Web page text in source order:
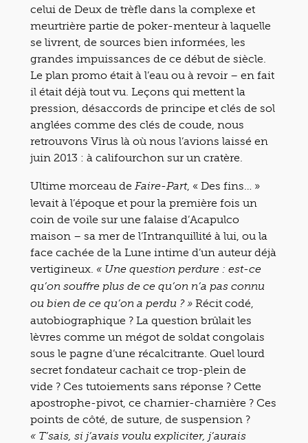
celui de Deux de trèfle dans la complexe et
meurtrière partie de poker-menteur à laquelle
se livrent, de sources bien informées, les
grandes impuissances de ce début de siècle.
Le plan promo était à l’eau ou à revoir – en fait
il était déjà tout vu. Leçons qui mettent la
pression, désaccords de principe et clés de sol
anglées comme des clés de coude, nous
retrouvons Vîrus là où nous l’avions laissé en
juin 2013 : à califourchon sur un cratère.
Ultime morceau de Faire-Part, « Des fins… »
levait à l’époque et pour la première fois un
coin de voile sur une falaise d’Acapulco
maison – sa mer de l’Intranquillité à lui, ou la
face cachée de la Lune intime d’un auteur déjà
vertigineux. « Une question perdure : est-ce
qu’on souffre plus de ce qu’on n’a pas connu
ou bien de ce qu’on a perdu ? » Récit codé,
autobiographique ? La question brûlait les
lèvres comme un mégot de soldat congolais
sous le pagne d’une récalcitrante. Quel lourd
secret fondateur cachait ce trop-plein de
vide ? Ces tutoiements sans réponse ? Cette
apostrophe-pivot, ce charnier-charnière ? Ces
points de côté, de suture, de suspension ?
« T’sais, si j’avais voulu expliciter, j’aurais